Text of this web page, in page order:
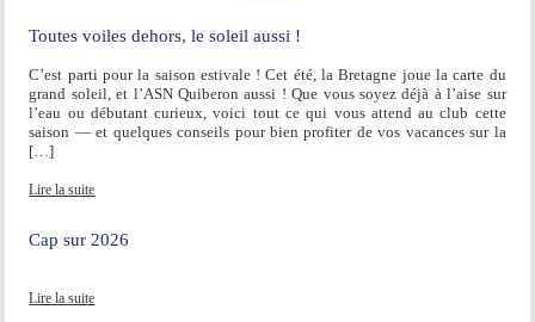
Toutes voiles dehors, le soleil aussi !
C’est parti pour la saison estivale ! Cet été, la Bretagne joue la carte du
grand soleil, et l’ASN Quiberon aussi ! Que vous soyez déjà à l’aise sur
l’eau ou débutant curieux, voici tout ce qui vous attend au club cette
saison — et quelques conseils pour bien profiter de vos vacances sur la
[…]
Lire la suite
Cap sur 2026
Lire la suite